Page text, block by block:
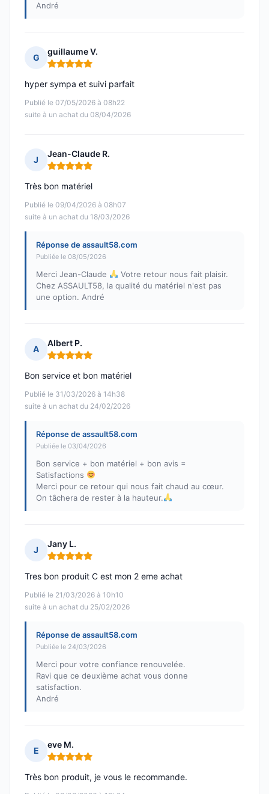
André
G
guillaume V.
Note : 5 sur 5
Publié le 07/05/2026 à 08h22
suite à un achat du 08/04/2026
hyper sympa et suivi parfait
J
Jean-Claude R.
Note : 5 sur 5
Publié le 09/04/2026 à 08h07
suite à un achat du 18/03/2026
Très bon matériel
Réponse de assault58.com
Publiée le 08/05/2026
Merci Jean-Claude
Votre retour nous fait plaisir.
Chez ASSAULT58, la qualité du matériel n'est pas
une option. André
A
Albert P.
Note : 5 sur 5
Publié le 31/03/2026 à 14h38
suite à un achat du 24/02/2026
Bon service et bon matériel
Réponse de assault58.com
Publiée le 03/04/2026
Bon service + bon matériel + bon avis =
Satisfactions
Merci pour ce retour qui nous fait chaud au cœur.
On tâchera de rester à la hauteur.
J
Jany L.
Note : 5 sur 5
Publié le 21/03/2026 à 10h10
suite à un achat du 25/02/2026
Tres bon produit C est mon 2 eme achat
Réponse de assault58.com
Publiée le 24/03/2026
Merci pour votre confiance renouvelée.
Ravi que ce deuxième achat vous donne
satisfaction.
André
E
eve M.
Note : 5 sur 5
Très bon produit, je vous le recommande.